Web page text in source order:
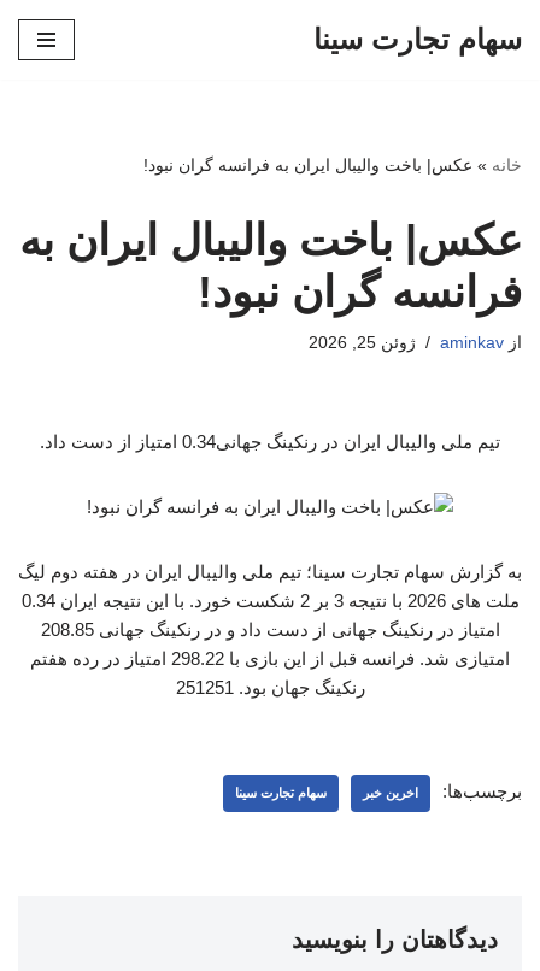
سهام تجارت سینا
خانه » عکس| باخت والیبال ایران به فرانسه گران نبود!
عکس| باخت والیبال ایران به
فرانسه گران نبود!
از aminkav ژوئن 25, 2026
تیم ملی والیبال ایران در رنکینگ جهانی0.34 امتیاز از دست داد.
به گزارش سهام تجارت سینا؛ تیم ملی والیبال ایران در هفته دوم لیگ
ملت های 2026 با نتیجه 3 بر 2 شکست خورد. با این نتیجه ایران 0.34
امتیاز در رنکینگ جهانی از دست داد و در رنکینگ جهانی 208.85
امتیازی شد. فرانسه قبل از این بازی با 298.22 امتیاز در رده هفتم
رنکینگ جهان بود. 251251
برچسب‌ها: اخرین خبر سهام تجارت سینا
دیدگاهتان را بنویسید